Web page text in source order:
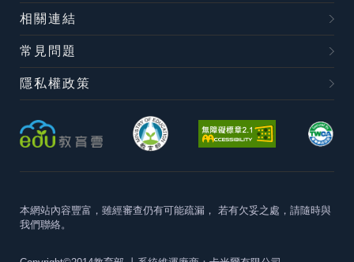
相關連結
常見問題
隱私權政策
本網站內容豐富，雖經審查仍有可能疏漏， 若有欠妥之處，請隨時與
我們聯絡。